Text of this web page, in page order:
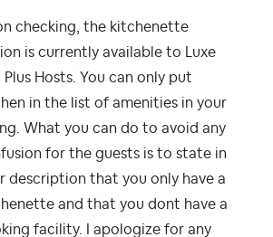
checking, the kitchenette
is currently available to Luxe
Plus Hosts. You can only put
in the list of amenities in your
What you can do to avoid any
for the guests is to state in
description that you only have a
and that you dont have a
facility. I apologize for any